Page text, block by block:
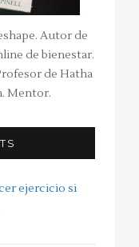
Autor de
de bienestar.
de Hatha
Mentor.
ejercicio si